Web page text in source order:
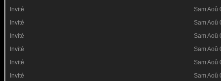
Invité
Sam Aoû
Invité
Sam Aoû
Invité
Sam Aoû
Invité
Sam Aoû
Invité
Sam Aoû
Invité
Sam Aoû